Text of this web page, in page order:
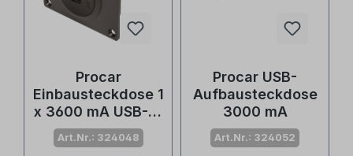
Procar
Einbausteckdose 1
x 3600 mA USB-A,
1 x 3600 mA USB-
C Anschluss
Art.Nr.: 324048
Procar USB-
Aufbausteckdose
3000 mA
Art.Nr.: 324052